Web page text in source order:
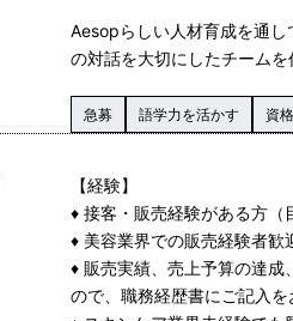
Aesopらしい人材育成を通
の対話を大切にしたチーム
急募 語学力を活かす 資
【経験】
♦ 接客・販売経験がある方
♦ 美容業界での販売経験者歓
♦ 販売実績、売上予算の達
ので、職務経歴書にご記入